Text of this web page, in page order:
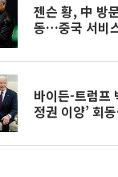
젠슨 황, 中 방
동…중국 서비
바이든-트럼프
정권 이양’ 회